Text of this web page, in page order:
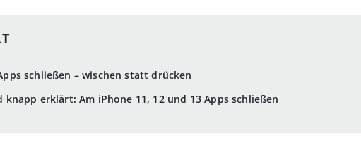
schließen – wischen statt drücken
knapp erklärt: Am iPhone 11, 12 und 13 Apps schließen